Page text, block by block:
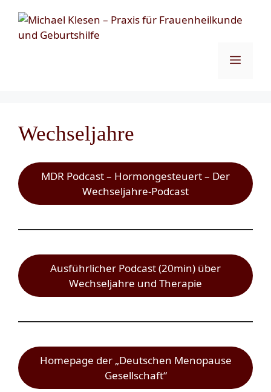
Inhalt
springen
Menü
Wechseljahre
MDR Podcast – Hormongesteuert – Der
Wechseljahre-Podcast
Ausführlicher Podcast (20min) über
Wechseljahre und Therapie
Homepage der „Deutschen Menopause
Gesellschaft“